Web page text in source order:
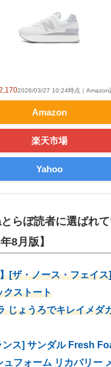
2026/03/27 10:24時点｜Amazon
Amazon
楽天市場
Yahoo
とらぼ読者に選ばれ
8月版】
】[ザ・ノース・フェイ
クストート
じょうろでキレイメダ
ンス] サンダル Fresh
フォーム リカバリー